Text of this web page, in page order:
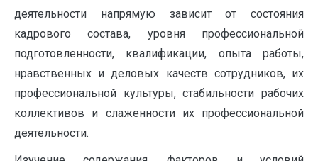
деятельности напрямую зависит от состояния
кадрового состава, уровня профессиональной
подготовленности, квалификации, опыта работы,
нравственных и деловых качеств сотрудников, их
профессиональной культуры, стабильности рабочих
коллективов и слаженности их профессиональной
деятельности.